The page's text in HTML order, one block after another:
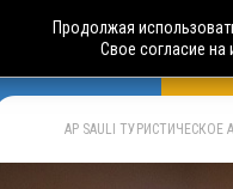
AP SAULI ТУРИСТИЧЕСКОЕ
Продолжая
Свое согласие на